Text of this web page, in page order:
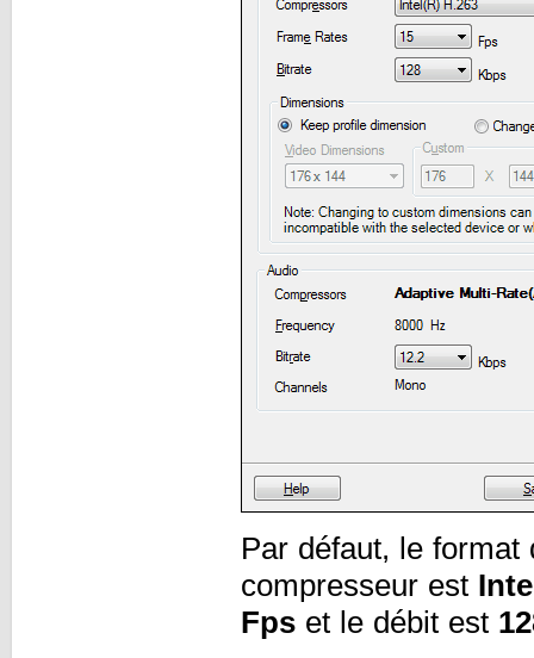
Par défaut, le
compresseur est
Fps et le débit est